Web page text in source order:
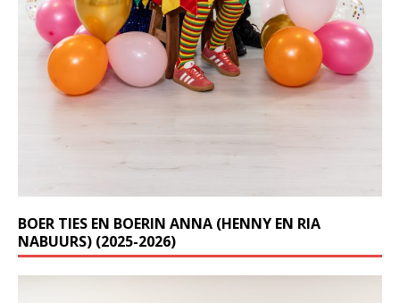
BOER TIES EN BOERIN ANNA (HENNY EN RIA
NABUURS) (2025-2026)